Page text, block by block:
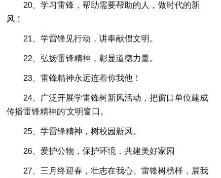
20、学习雷锋，帮助需要帮助的人，做时代的新
风！
21、学雷锋见行动，讲奉献倡文明。
22、弘扬雷锋精神，彰显道德力量。
23、雷锋精神永远连着你我他！
24、广泛开展学雷锋树新风活动，把窗口单位建成
传播雷锋精神的'文明窗口。
25、学雷锋精神，树校园新风。
26、爱护公物，保护环境，共建美好家园
27、三月终迎春，壮志在我心。雷锋树榜样，展我